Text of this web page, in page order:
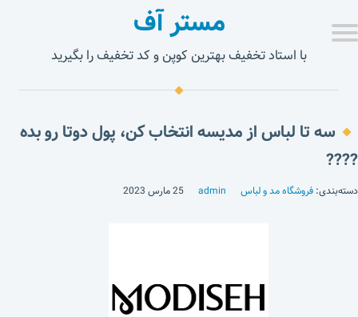
مستر آف
با استاد تخفیف بهترین کوپن و کد تخفیف را بگیرید
سه تا لباس از مدیسه انتخاب کن، پول دوتا رو بده
????
دسته‌بندی: فروشگاه مد و لباس admin 25 مارس 2023